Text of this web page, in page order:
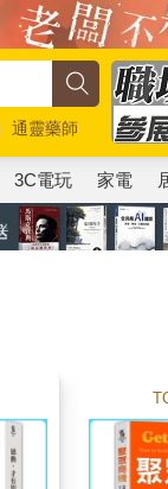
通靈藥師
3C電玩 家電